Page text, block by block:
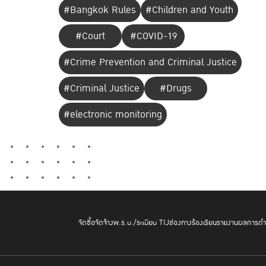
#Bangkok Rules
#Children and Youth
#Court
#COVID-19
#Crime Prevention and Criminal Justice
#Criminal Justice
#Drugs
#electronic monitoring
จัดซื้อจัดจ้างพ.ร.บ./ระเบียบ TIJช่องทางร้องเรียนรายงานผลการด